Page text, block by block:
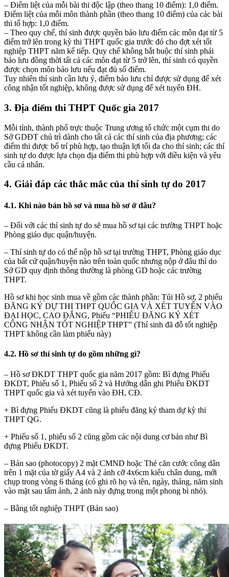
– Điểm liệt của mỗi bài thi độc lập (theo thang 10 điểm): 1,0 điểm.
Điểm liệt của mỗi môn thành phần (theo thang 10 điểm) của các bài
thi tổ hợp: 1,0 điểm.
– Theo quy chế, thí sinh được quyền bảo lưu điểm các môn đạt từ 5
điểm trở lên trong kỳ thi THPT quốc gia trước đó cho đợt xét tốt
nghiệp THPT năm kế tiếp. Quy chế không bắt buộc thí sinh phải
bảo lưu đồng thời tất cả các môn đạt từ 5 trở lên, thí sinh có quyền
được chọn môn bảo lưu nếu đạt đủ số điểm.
Tuy nhiên thí sinh cần lưu ý, điểm bảo lưu chỉ được sử dụng để xét
công nhận tốt nghiệp, không được sử dụng để xét tuyển ĐH.
3. Địa điểm thi THPT Quốc gia 2017
Mỗi tỉnh, thành phố trực thuộc Trung ương tổ chức một cụm thi do
Sở GDĐT chủ trì dành cho tất cả các thí sinh của địa phương; các
điểm thi được bố trí phù hợp, tạo thuận lợi tối đa cho thí sinh; các thí
sinh tự do được lựa chọn địa điểm thi phù hợp với điều kiện và yêu
cầu cá nhân.
4. Giải đáp các thắc mắc của thí sinh tự do 2017
4.1. Khi nào bán hồ sơ và mua hồ sơ ở đâu?
– Đối với các thí sinh tự do sẽ mua hồ sơ tại các trường THPT hoặc
Phòng giáo dục quận/huyện.
– Thí sinh tự do có thể nộp hồ sơ tại trường THPT, Phòng giáo dục
của bất cứ quận/huyện nào trên toàn quốc nhưng nộp ở đâu thì do
Sở GD quy định thông thường là phòng GD hoặc các trường
THPT.
Hồ sơ khi học sinh mua về gồm các thành phần: Túi Hồ sơ, 2 phiếu
ĐĂNG KÝ DỰ THI THPT QUỐC GIA VÀ XÉT TUYỂN VÀO
ĐẠI HỌC, CAO ĐẲNG, Phiếu “PHIẾU ĐĂNG KÝ XÉT
CÔNG NHẬN TỐT NGHIỆP THPT” (Thí sinh đã đỗ tốt nghiệp
THPT không cần làm phiếu này)
4.2. Hồ sơ thí sinh tự do gồm những gì?
– Hồ sơ ĐKDT THPT quốc gia năm 2017 gồm: Bì đựng Phiếu
ĐKDT, Phiếu số 1, Phiếu số 2 và Hướng dẫn ghi Phiếu ĐKDT
THPT quốc gia và xét tuyển vào ĐH, CĐ.
+ Bì đựng Phiếu ĐKDT cũng là phiếu đăng ký tham dự kỳ thi
THPT QG.
+ Phiếu số 1, phiếu số 2 cũng gồm các nội dung cơ bản như Bì
đựng Phiếu ĐKDT.
– Bản sao (photocopy) 2 mặt CMND hoặc Thẻ căn cước công dân
trên 1 mặt của tờ giấy A4 và 2 ảnh cỡ 4x6cm kiểu chân dung, mới
chụp trong vòng 6 tháng (có ghi rõ họ và tên, ngày, tháng, năm sinh
vào mặt sau tấm ảnh, 2 ảnh này đựng trong một phong bì nhỏ).
– Bằng tốt nghiệp THPT (Bản sao)